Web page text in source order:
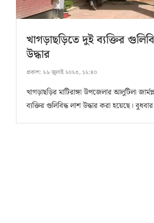
খাগড়াছড়িতে দুই ব্যক্তির
উদ্ধার
প্রকাশ: ২৬ জুলাই ২০২৩, ১২:৪০
খাগড়াছড়ির মাটিরাঙ্গা উপজেলার আলুটিলা
ব্যক্তির গুলিবিদ্ধ লাশ উদ্ধার করা হয়েছে।